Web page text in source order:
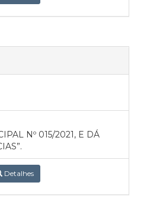
Nº 015/2021, E DÁ
Detalhes